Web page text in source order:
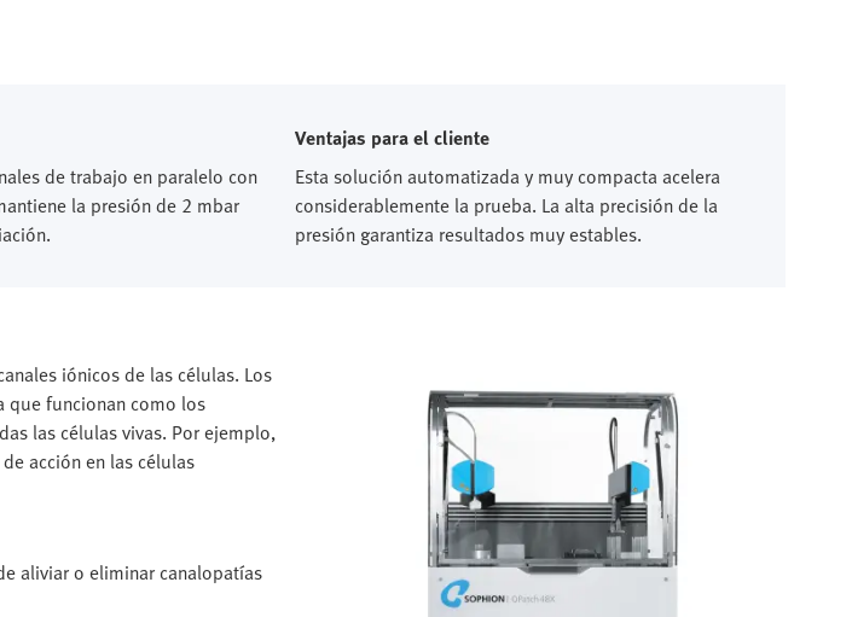
de trabajo en paralelo con
la presión de 2 mbar
Ventajas para el cliente
Esta solución automatizada y muy compacta acelera
considerablemente la prueba. La alta precisión de la
presión garantiza resultados muy estables.
iónicos de las células. Los
que funcionan como los
las células vivas. Por ejemplo,
acción en las células
aliviar o eliminar canalopatías